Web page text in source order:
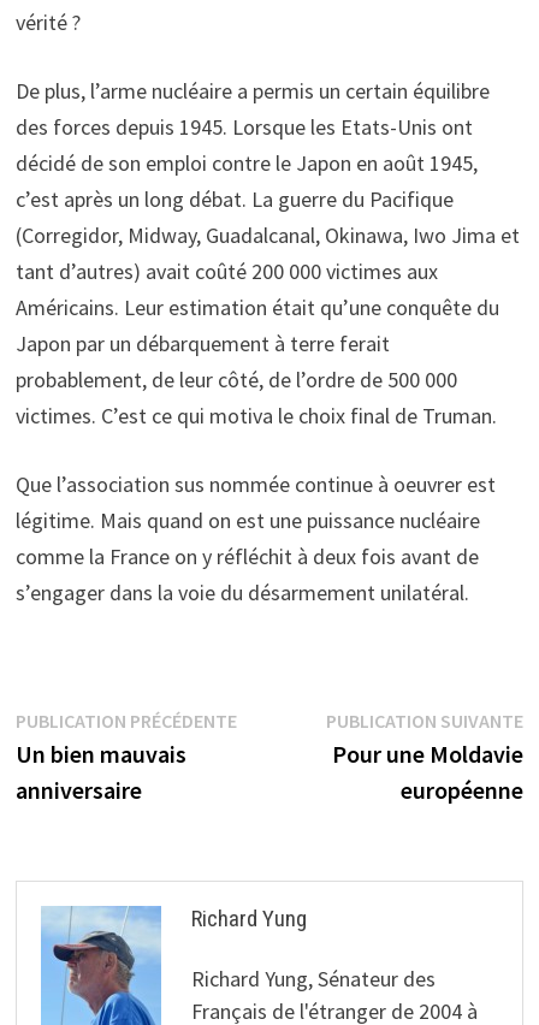
vérité ?
De plus, l’arme nucléaire a permis un certain équilibre
des forces depuis 1945. Lorsque les Etats-Unis ont
décidé de son emploi contre le Japon en août 1945,
c’est après un long débat. La guerre du Pacifique
(Corregidor, Midway, Guadalcanal, Okinawa, Iwo Jima et
tant d’autres) avait coûté 200 000 victimes aux
Américains. Leur estimation était qu’une conquête du
Japon par un débarquement à terre ferait
probablement, de leur côté, de l’ordre de 500 000
victimes. C’est ce qui motiva le choix final de Truman.
Que l’association sus nommée continue à oeuvrer est
légitime. Mais quand on est une puissance nucléaire
comme la France on y réfléchit à deux fois avant de
s’engager dans la voie du désarmement unilatéral.
Navigation
de
PUBLICATION PRÉCÉDENTEPublication
précédente :
Un bien mauvais
anniversaire
PUBLICATION SUIVANTE
Pour une Moldavie
européenne
Richard Yung
Richard Yung, Sénateur des
Français de l'étranger de 2004 à